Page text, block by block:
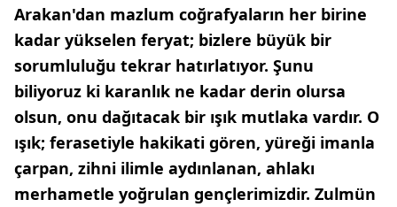
Arakan'dan mazlum coğrafyaların her birine
kadar yükselen feryat; bizlere büyük bir
sorumluluğu tekrar hatırlatıyor. Şunu
biliyoruz ki karanlık ne kadar derin olursa
olsun, onu dağıtacak bir ışık mutlaka vardır. O
ışık; ferasetiyle hakikati gören, yüreği imanla
çarpan, zihni ilimle aydınlanan, ahlakı
merhametle yoğrulan gençlerimizdir. Zulmün